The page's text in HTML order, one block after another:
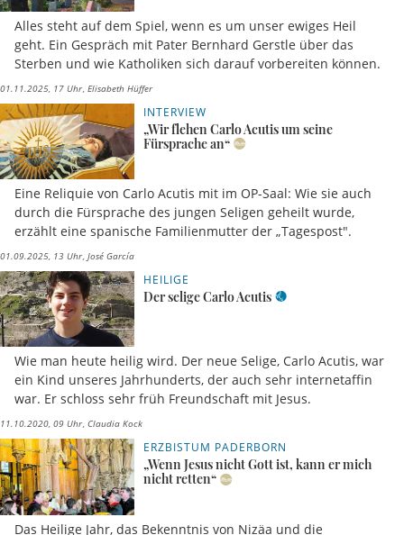
Alles steht auf dem Spiel, wenn es um unser ewiges Heil
geht. Ein Gespräch mit Pater Bernhard Gerstle über das
Sterben und wie Katholiken sich darauf vorbereiten können.
01.11.2025, 17 Uhr Elisabeth Hüffer
INTERVIEW
„Wir flehen Carlo Acutis um seine
Fürsprache an“
Eine Reliquie von Carlo Acutis mit im OP-Saal: Wie sie auch
durch die Fürsprache des jungen Seligen geheilt wurde,
erzählt eine spanische Familienmutter der „Tagespost".
01.09.2025, 13 Uhr José García
HEILIGE
Der selige Carlo Acutis
Wie man heute heilig wird. Der neue Selige, Carlo Acutis, war
ein Kind unseres Jahrhunderts, der auch sehr internetaffin
war. Er schloss sehr früh Freundschaft mit Jesus.
11.10.2020, 09 Uhr Claudia Kock
ERZBISTUM PADERBORN
„Wenn Jesus nicht Gott ist, kann er mich
nicht retten“
Das Heilige Jahr, das Bekenntnis von Nizäa und die